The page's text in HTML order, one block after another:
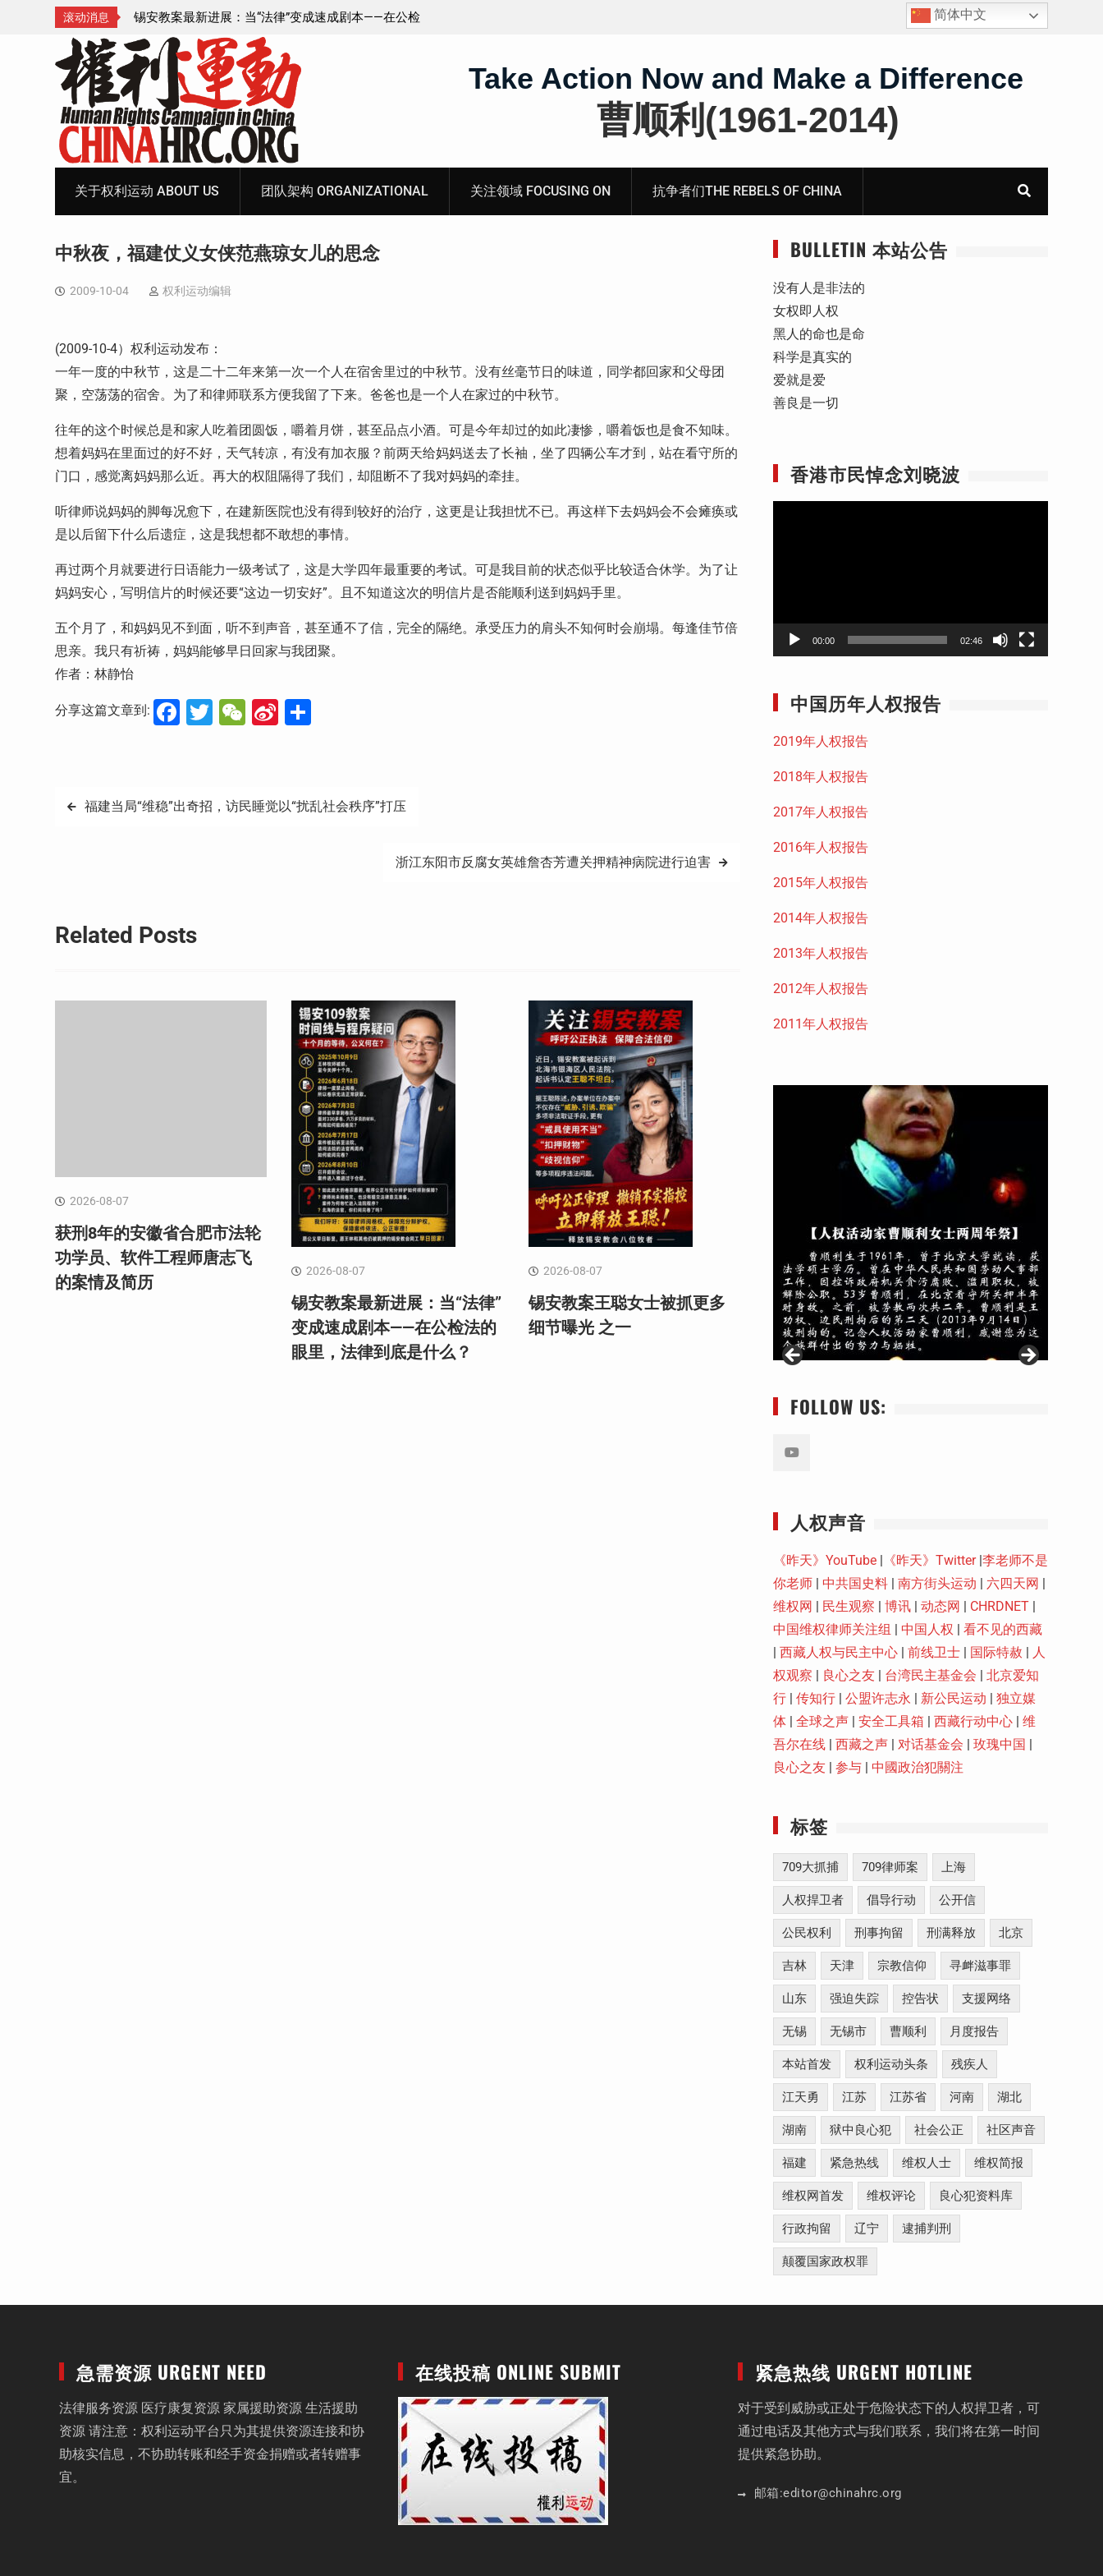
滚动消息
速成剧本——在公检 锡安教案王聪女士被抓更多细节曝光 之一
获刑8年的安徽省合肥市法轮功学员、软件工程师唐志
简体中文
Take Action Now and Make a Difference
曹顺利(1961-2014)
关于权利运动 ABOUT US 团队架构 ORGANIZATIONAL 关注领域 FOCUSING ON 抗争者们THE REBELS OF CHINA
中秋夜，福建仗义女侠范燕琼女儿的思念
2009-10-04 权利运动编辑
(2009-10-4）权利运动发布：
一年一度的中秋节，这是二十二年来第一次一个人在宿舍里过的中秋节。没有丝毫节日的味道，同学都回家和父母团
聚，空荡荡的宿舍。为了和律师联系方便我留了下来。爸爸也是一个人在家过的中秋节。
往年的这个时候总是和家人吃着团圆饭，嚼着月饼，甚至品点小酒。可是今年却过的如此凄惨，嚼着饭也是食不知味。
想着妈妈在里面过的好不好，天气转凉，有没有加衣服？前两天给妈妈送去了长袖，坐了四辆公车才到，站在看守所的
门口，感觉离妈妈那么近。再大的权阻隔得了我们，却阻断不了我对妈妈的牵挂。
听律师说妈妈的脚每况愈下，在建新医院也没有得到较好的治疗，这更是让我担忧不已。再这样下去妈妈会不会瘫痪或
是以后留下什么后遗症，这是我想都不敢想的事情。
再过两个月就要进行日语能力一级考试了，这是大学四年最重要的考试。可是我目前的状态似乎比较适合休学。为了让
妈妈安心，写明信片的时候还要“这边一切安好”。且不知道这次的明信片是否能顺利送到妈妈手里。
五个月了，和妈妈见不到面，听不到声音，甚至通不了信，完全的隔绝。承受压力的肩头不知何时会崩塌。每逢佳节倍
思亲。我只有祈祷，妈妈能够早日回家与我团聚。
作者：林静怡
分享这篇文章到: Facebook
Twitter
WeChat
Sina
文 福建当局“维稳”出奇招，访民睡觉以“扰乱社会秩序”打压
浙江东阳市反腐女英雄詹杏芳遭关押精神病院进行迫害
Related Posts
2026-08-07
获刑8年的安徽省合肥市法轮
功学员、软件工程师唐志飞
的案情及简历
2026-08-07
锡安教案最新进展：当“法律”
变成速成剧本——在公检法的
眼里，法律到底是什么？
2026-08-07
锡安教案王聪女士被抓更多
细节曝光 之一
BULLETIN 本站公告
没有人是非法的
女权即人权
黑人的命也是命
科学是真实的
爱就是爱
善良是一切
香港市民悼念刘晓波
00:00 02:46
中国历年人权报告
2019年人权报告
2018年人权报告
2017年人权报告
2016年人权报告
2015年人权报告
2014年人权报告
2013年人权报告
2012年人权报告
2011年人权报告
FOLLOW US:
人权声音
《昨天》YouTube | 《昨天》Twitter|李老师不是
你老师 | 中共国史料 | 南方街头运动 | 六四天网 |
维权网 | 民生观察 | 博讯 | 动态网 | CHRDNET |
中国维权律师关注组 | 中国人权 | 看不见的西藏
| 西藏人权与民主中心 | 前线卫士 | 国际特赦 | 人
权观察 | 良心之友 | 台湾民主基金会 | 北京爱知
行 | 传知行 | 公盟许志永 | 新公民运动 | 独立媒
体 | 全球之声 | 安全工具箱 | 西藏行动中心 | 维
吾尔在线 | 西藏之声 | 对话基金会 | 玫瑰中国 |
良心之友 | 参与 | 中國政治犯關注
标签
709大抓捕 709律师案 上海
人权捍卫者 倡导行动 公开信
公民权利 刑事拘留 刑满释放 北京
吉林 天津 宗教信仰 寻衅滋事罪
山东 强迫失踪 控告状 支援网络
无锡 无锡市 曹顺利 月度报告
本站首发 权利运动头条 残疾人
江天勇 江苏 江苏省 河南 湖北
湖南 狱中良心犯 社会公正 社区声音
福建 紧急热线 维权人士 维权简报
维权网首发 维权评论 良心犯资料库
行政拘留 辽宁 逮捕判刑
颠覆国家政权罪
急需资源 URGENT NEED
法律服务资源 医疗康复资源 家属援助资源 生活援助
资源 请注意：权利运动平台只为其提供资源连接和协
助核实信息，不协助转账和经手资金捐赠或者转赠事
宜。
在线投稿 ONLINE SUBMIT 紧急热线 URGENT HOTLINE
对于受到威胁或正处于危险状态下的人权捍卫者，可
通过电话及其他方式与我们联系，我们将在第一时间
提供紧急协助。
邮箱:editor@chinahrc.org